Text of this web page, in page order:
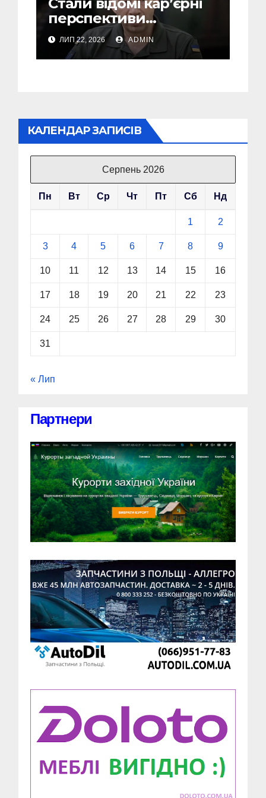
перспективи
Сирського після
звільнення з посади
Головкому ВСУ
ЛИП 22, 2026 ADMIN
КАЛЕНДАР ЗАПИСІВ
Серпень 2026
Пн Вт Ср Чт Пт Сб Нд
1 2
3 4 5 6 7 8 9
10 11 12 13 14 15 16
17 18 19 20 21 22 23
24 25 26 27 28 29 30
31
« Лип
Партнери